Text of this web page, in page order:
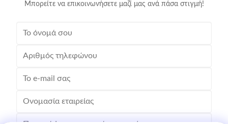
Μπορείτε να επικοινωνήσετε μαζί μας ανά πάσα στιγμή!